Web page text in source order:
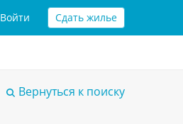
Войти Сдать жилье
Вернуться к поиску